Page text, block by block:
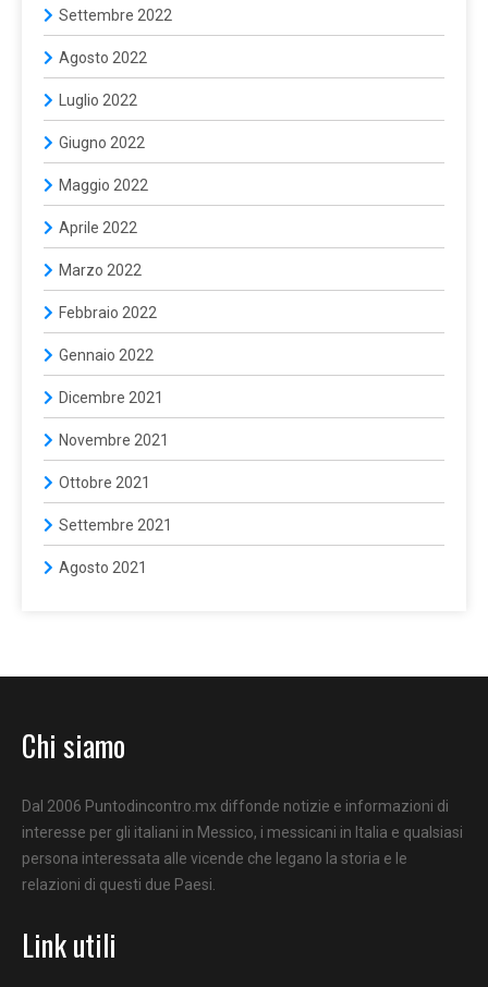
Settembre 2022
Agosto 2022
Luglio 2022
Giugno 2022
Maggio 2022
Aprile 2022
Marzo 2022
Febbraio 2022
Gennaio 2022
Dicembre 2021
Novembre 2021
Ottobre 2021
Settembre 2021
Agosto 2021
Chi siamo
Dal 2006 Puntodincontro.mx diffonde notizie e informazioni di
interesse per gli italiani in Messico, i messicani in Italia e qualsiasi
persona interessata alle vicende che legano la storia e le
relazioni di questi due Paesi.
Link utili